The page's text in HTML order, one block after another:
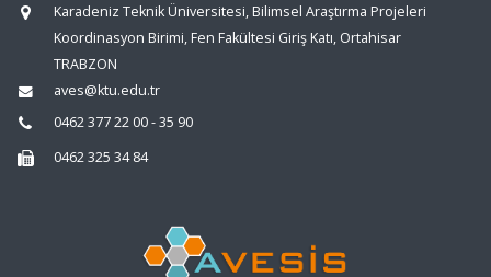
Karadeniz Teknik Üniversitesi, Bilimsel Araştırma Projeleri
Koordinasyon Birimi, Fen Fakültesi Giriş Katı, Ortahisar
TRABZON
aves@ktu.edu.tr
0462 377 22 00 - 35 90
0462 325 34 84